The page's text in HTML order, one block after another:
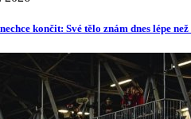
končit: Své tělo znám dnes lépe